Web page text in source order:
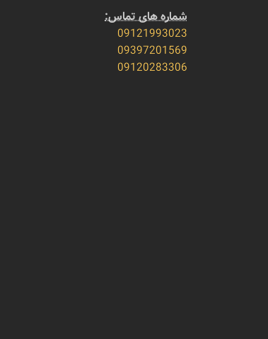
شماره های تماس:
09121993023
09397201569
09120283306